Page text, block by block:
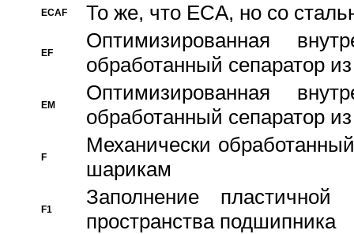
ECAF То же, что ECA, но со
EF
Оптимизированная
обработанный сепаратор
EM
Оптимизированная
обработанный сепаратор
F
Механически
шарикам
F1
Заполнение
пространства подшипника